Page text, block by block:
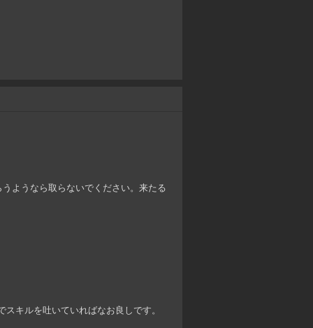
ようなら取らないでください。来たる
キルを吐いていればなお良しです。